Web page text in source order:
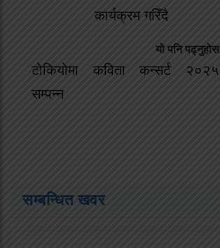
कार्यक्रम गरिँदै
यो पनि पढ्नुहोस
टोकियोमा कविता कन्सर्ट २०२५
सम्पन्न
सम्बन्धित खवर